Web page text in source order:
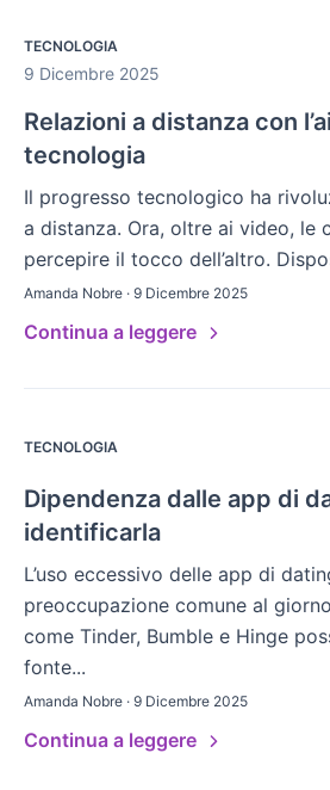
TECNOLOGIA
9 Dicembre 2025
Relazioni a distanza con
tecnologia
Il progresso tecnologico ha
a distanza. Ora, oltre ai video, le
percepire il tocco dell’altro.
Amanda Nobre · 9 Dicembre 2025
Continua a leggere
TECNOLOGIA
Dipendenza dalle app di
identificarla
L’uso eccessivo delle app di
preoccupazione comune al
come Tinder, Bumble e Hinge
fonte...
Amanda Nobre · 9 Dicembre 2025
Continua a leggere